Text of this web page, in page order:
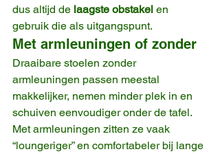
dus altijd de laagste obstakel en
gebruik die als uitgangspunt.
Met armleuningen of zonder
Draaibare stoelen zonder
armleuningen passen meestal
makkelijker, nemen minder plek in en
schuiven eenvoudiger onder de tafel.
Met armleuningen zitten ze vaak
“loungeriger” en comfortabeler bij lange